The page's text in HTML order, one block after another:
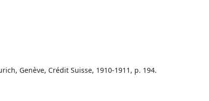
Genève, Crédit Suisse, 1910-1911, p. 194.